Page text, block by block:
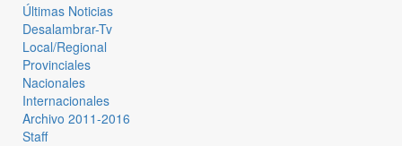
Últimas Noticias
Desalambrar-Tv
Local/Regional
Provinciales
Nacionales
Internacionales
Archivo 2011-2016
Staff